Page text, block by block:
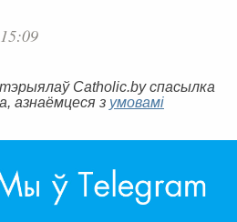
Catholic.by спасылка
азнаёмцеся з умовамі